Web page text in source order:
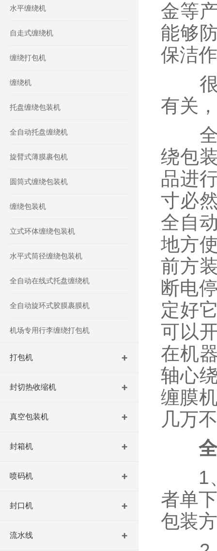
水平缠绕机
自走式缠绕机
缠绕打包机
缠绕机
托盘缠绕包装机
全自动托盘缠绕机
旋臂式薄膜裹包机
圆筒式缠绕包装机
缠绕包装机
立式环体缠绕包装机
水平式筒径缠绕包装机
全自动在线式托盘缠绕机
全自动旋环式胶膜裹膜机
机场专用行李缠绕打包机
打包机
封切热收缩机
真空包装机
封箱机
喷码机
封口机
流水线
金等
能够
保洁
很
有关
全
绕包
品进
寸必
全自
地方
前方
断电
定好
可以
在机
轴心
缠膜
几万
1、
者单
包装